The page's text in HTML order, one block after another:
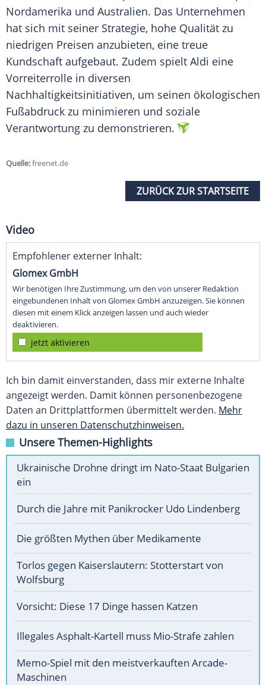
Nordamerika und Australien. Das Unternehmen
hat sich mit seiner Strategie, hohe Qualität zu
niedrigen Preisen anzubieten, eine treue
Kundschaft aufgebaut. Zudem spielt Aldi eine
Vorreiterrolle in diversen
Nachhaltigkeitsinitiativen, um seinen ökologischen
Fußabdruck zu minimieren und soziale
Verantwortung zu demonstrieren.
Quelle:freenet.de
ZURÜCK ZUR STARTSEITE
Video
Empfohlener externer Inhalt:
Glomex GmbH
Wir benötigen Ihre Zustimmung, um den von unserer Redaktion
eingebundenen Inhalt von Glomex GmbH anzuzeigen. Sie können
diesen mit einem Klick anzeigen lassen und auch wieder
deaktivieren.
jetzt aktivieren
Ich bin damit einverstanden, dass mir externe Inhalte
angezeigt werden. Damit können personenbezogene
Daten an Drittplattformen übermittelt werden. Mehr
dazu in unseren Datenschutzhinweisen.
Unsere Themen-Highlights
Ukrainische Drohne dringt im Nato-Staat Bulgarien
ein
Durch die Jahre mit Panikrocker Udo Lindenberg
Die größten Mythen über Medikamente
Torlos gegen Kaiserslautern: Stotterstart von
Wolfsburg
Vorsicht: Diese 17 Dinge hassen Katzen
Illegales Asphalt-Kartell muss Mio-Strafe zahlen
Memo-Spiel mit den meistverkauften Arcade-
Maschinen